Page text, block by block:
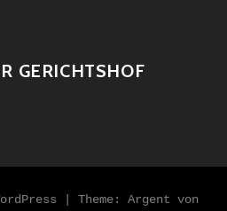
GERICHTSHOF
Theme: Argent von